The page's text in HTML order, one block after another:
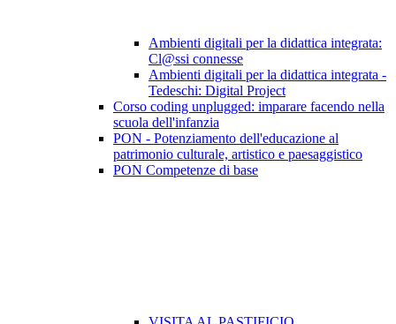
Ambienti digitali per la didattica integrata:
Cl@ssi connesse
Ambienti digitali per la didattica integrata -
Tedeschi: Digital Project
Corso coding unplugged: imparare facendo nella
scuola dell'infanzia
PON - Potenziamento dell'educazione al
patrimonio culturale, artistico e paesaggistico
PON Competenze di base